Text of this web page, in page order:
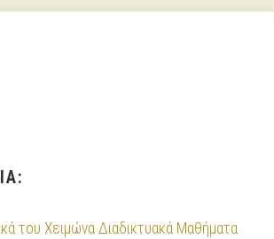
του Χειμώνα Διαδικτυακά Μαθήματα